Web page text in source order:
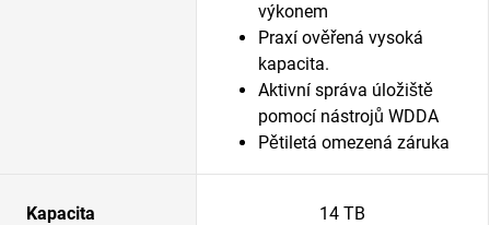
výkonem
Praxí ověřená vysoká
kapacita.
Aktivní správa úložiště
pomocí nástrojů WDDA
Pětiletá omezená záruka
Kapacita 14 TB